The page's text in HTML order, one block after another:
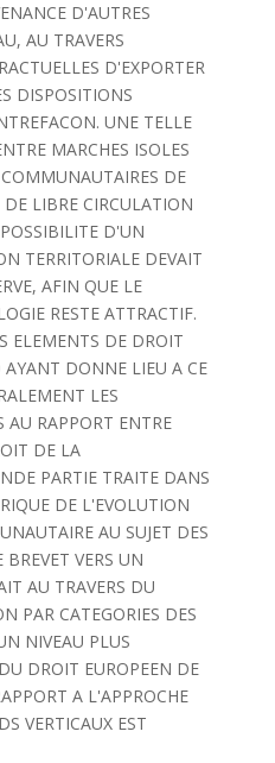
D'AUTRES
AU TRAVERS
D'EXPORTER
DISPOSITIONS
UNE TELLE
MARCHES ISOLES
DE
LIBRE CIRCULATION
D'UN
TERRITORIALE DEVAIT
AFIN QUE LE
RESTE ATTRACTIF.
ELEMENTS DE DROIT
DONNE LIEU A CE
LES
RAPPORT ENTRE
DE LA
PARTIE TRAITE DANS
DE L'EVOLUTION
AU SUJET DES
BREVET VERS UN
AU TRAVERS DU
PAR CATEGORIES DES
NIVEAU PLUS
DROIT EUROPEEN DE
A L'APPROCHE
VERTICAUX EST